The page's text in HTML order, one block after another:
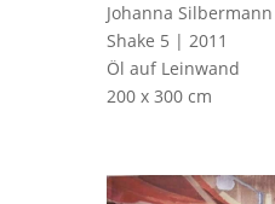
Johanna Silbermann
Shake 5 | 2011
Öl auf Leinwand
200 x 300 cm